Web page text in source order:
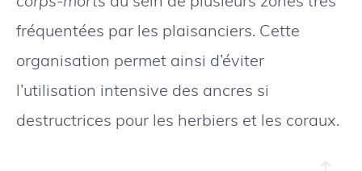
fréquentées par les plaisanciers. Cette
organisation permet ainsi d’éviter
l’utilisation intensive des ancres si
destructrices pour les herbiers et les coraux.